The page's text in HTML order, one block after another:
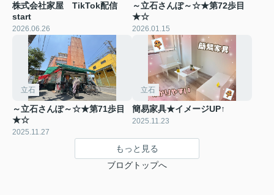
株式会社家屋 TikTok配信
start
2026.06.26
～立石さんぽ～☆★第72歩目
★☆
2026.01.15
立石
～立石さんぽ～☆★第71歩目
★☆
2025.11.27
立石
簡易家具★イメージUP↑
2025.11.23
もっと見る
ブログトップへ